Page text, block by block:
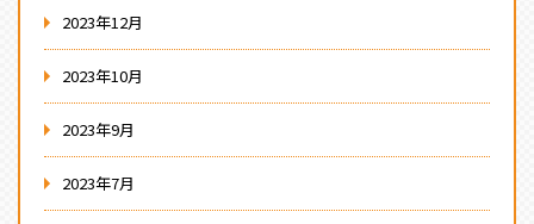
2023年12月
2023年10月
2023年9月
2023年7月